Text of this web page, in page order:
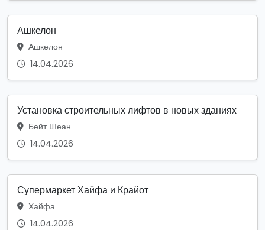
Ашкелон
Ашкелон
14.04.2026
Установка строительных лифтов в новых зданиях
Бейт Шеан
14.04.2026
Супермаркет Хайфа и Крайот
Хайфа
14.04.2026